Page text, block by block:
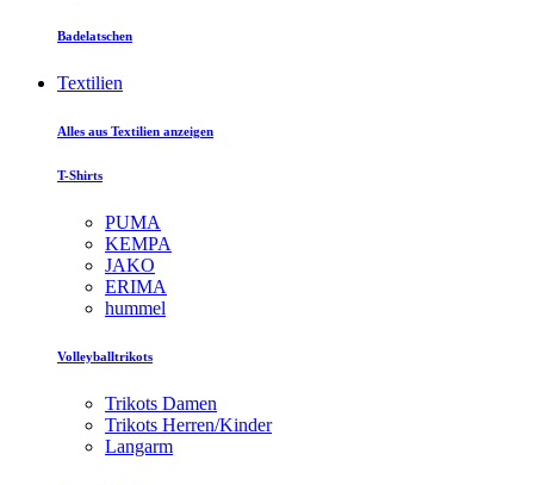
Badelatschen
Textilien
Alles aus Textilien anzeigen
T-Shirts
PUMA
KEMPA
JAKO
ERIMA
hummel
Volleyballtrikots
Trikots Damen
Trikots Herren/Kinder
Langarm